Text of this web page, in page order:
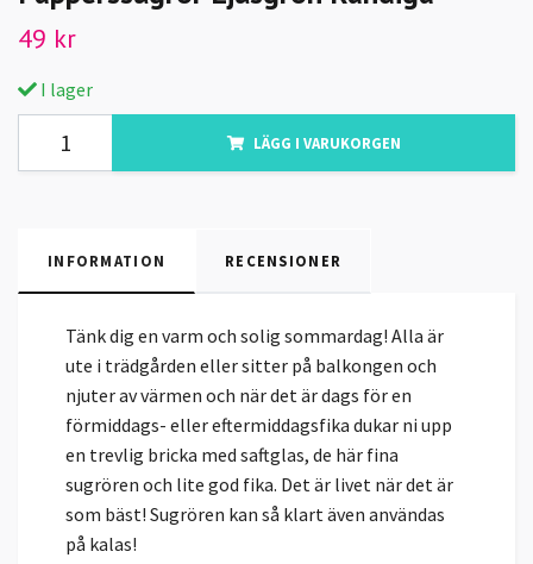
49 kr
I lager
LÄGG I VARUKORGEN
INFORMATION RECENSIONER
Tänk dig en varm och solig sommardag! Alla är
ute i trädgården eller sitter på balkongen och
njuter av värmen och när det är dags för en
förmiddags- eller eftermiddagsfika dukar ni upp
en trevlig bricka med saftglas, de här fina
sugrören och lite god fika. Det är livet när det är
som bäst! Sugrören kan så klart även användas
på kalas!